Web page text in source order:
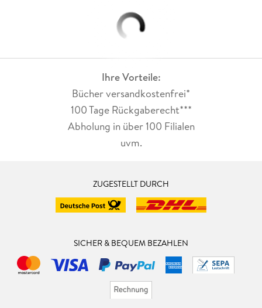
Ihre Vorteile:
Bücher versandkostenfrei*
100 Tage Rückgaberecht***
Abholung in über 100 Filialen
uvm.
ZUGESTELLT DURCH
SICHER & BEQUEM BEZAHLEN